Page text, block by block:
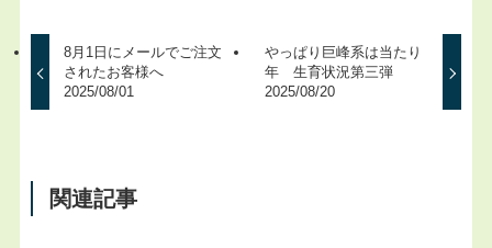
8月1日にメールでご注文
されたお客様へ
2025/08/01
やっぱり巨峰系は当たり
年 生育状況第三弾
2025/08/20
関連記事